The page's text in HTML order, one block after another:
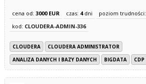
cena od: 3000 EUR czas: 4dni poziom trudności:
kod: CLOUDERA-ADMIN-336
CLOUDERA
CLOUDERA ADMINISTRATOR
ANALIZA DANYCH I BAZY DANYCH
BIGDATA CDP